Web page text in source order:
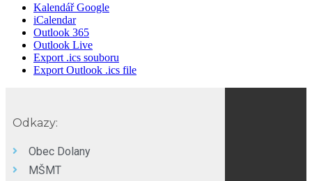
Kalendář Google
iCalendar
Outlook 365
Outlook Live
Export .ics souboru
Export Outlook .ics file
Odkazy:
Obec Dolany
MŠMT